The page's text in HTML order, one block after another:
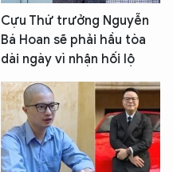
Cựu Thứ trưởng Nguyễn
Bá Hoan sẽ phải hầu tòa
dài ngày vì nhận hối lộ